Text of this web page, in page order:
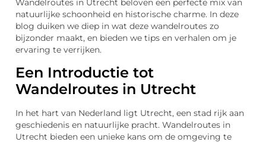
Wandelroutes in Utrecht beloven een perfecte mix van
natuurlijke schoonheid en historische charme. In deze
blog duiken we diep in wat deze wandelroutes zo
bijzonder maakt, en bieden we tips en verhalen om je
ervaring te verrijken.
Een Introductie tot
Wandelroutes in Utrecht
In het hart van Nederland ligt Utrecht, een stad rijk aan
geschiedenis en natuurlijke pracht. Wandelroutes in
Utrecht bieden een unieke kans om de omgeving te